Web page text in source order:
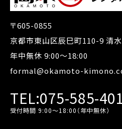
〒605-0855
京都市東山区辰巳町110-9 清水
年中無休 9:00～18:00
formal@okamoto-
TEL:075-585-
受付時間 9:00～18:00（年中無休）